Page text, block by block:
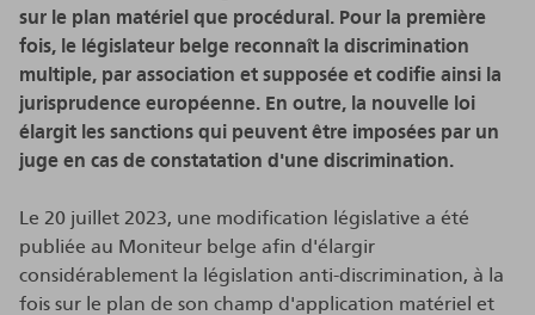
sur le plan matériel que procédural. Pour la première
fois, le législateur belge reconnaît la discrimination
multiple, par association et supposée et codifie ainsi la
jurisprudence européenne. En outre, la nouvelle loi
élargit les sanctions qui peuvent être imposées par un
juge en cas de constatation d'une discrimination.
Le 20 juillet 2023, une modification législative a été
publiée au Moniteur belge afin d'élargir
considérablement la législation anti-discrimination, à la
fois sur le plan de son champ d'application matériel et